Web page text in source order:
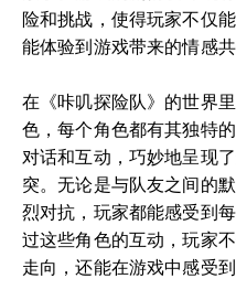
险和挑战，使得玩家不仅
能体验到游戏带来的情感共
在《咔叽探险队》的世界
色，每个角色都有其独特
对话和互动，巧妙地呈现
突。无论是与队友之间的
烈对抗，玩家都能感受到
过这些角色的互动，玩家
走向，还能在游戏中感受